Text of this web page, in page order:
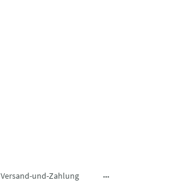
Versand-und-Zahlung